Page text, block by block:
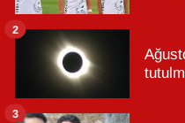
2
3